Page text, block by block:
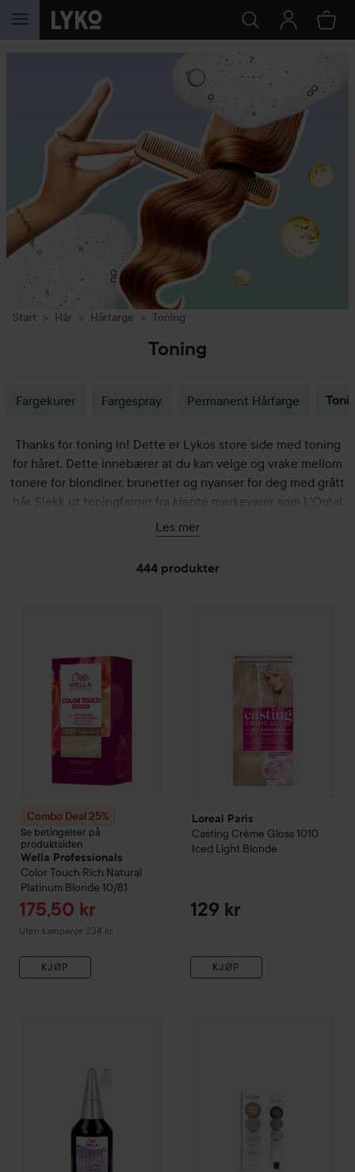
GÅ TIL INNHOLD
Start Hår Hårfarge Toning
Toning
Fargekurer Fargespray Permanent Hårfarge
Thanks for toning in! Dette er Lykos store side med toning
for håret. Dette innebærer at du kan velge og vrake mellom
tonere for blondiner, brunetter og nyanser for deg med grått
hår. Sjekk ut toningfarger fra kjente merkevarer som L’Oréal
og Schwarzkopf Professional og enda flere favoritter!
Les mer
444 produkter
Combo Deal 25%
Se betingelser på
produktsiden
Wella Professionals
Color Touch Rich Natural
Platinum Blonde 10/81
Tilbudspris
175,50 kr
Uten kampanje 234 kr
KJØP
Loreal Paris
Casting Crème Gloss 1010
Iced Light Blonde
129 kr
KJØP